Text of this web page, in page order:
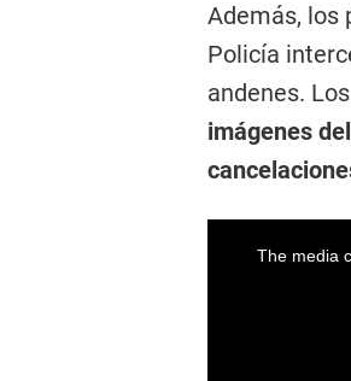
Además, los
Policía
andenes.
imágenes